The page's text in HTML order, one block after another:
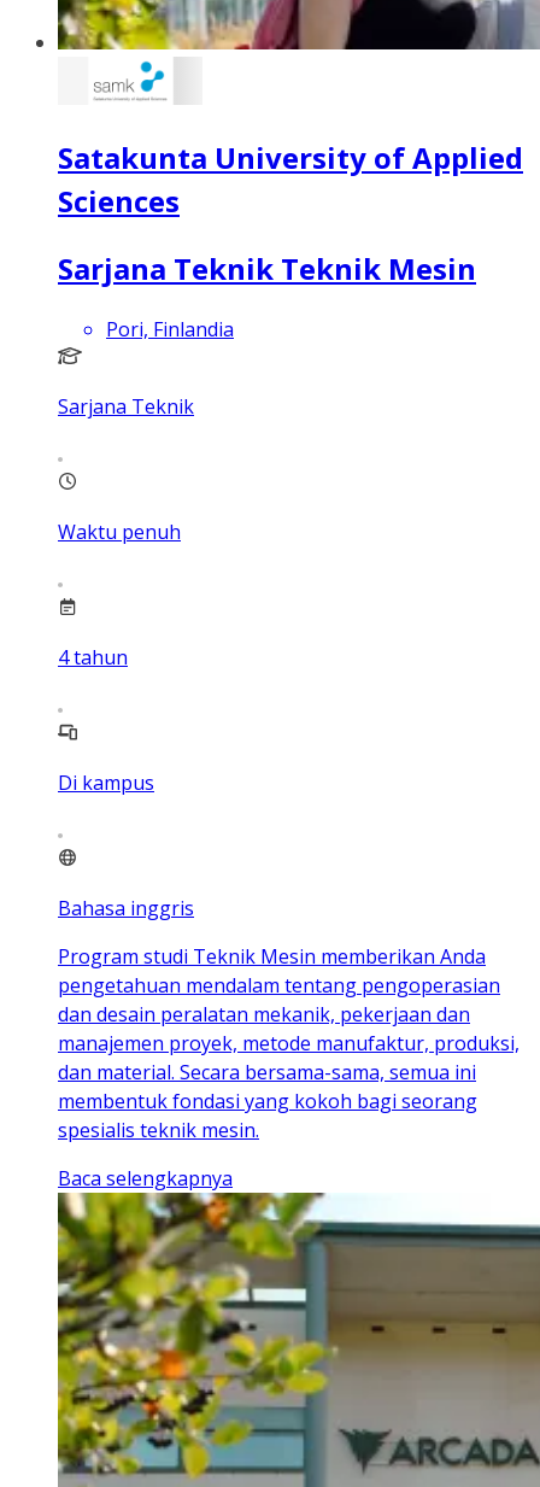
Satakunta University of Applied
Sciences
Sarjana Teknik Teknik Mesin
Pori, Finlandia
Sarjana Teknik
Waktu penuh
4tahun
Di kampus
Bahasa inggris
Program studi Teknik Mesin memberikan Anda
pengetahuan mendalam tentang pengoperasian
dan desain peralatan mekanik, pekerjaan dan
manajemen proyek, metode manufaktur, produksi,
dan material. Secara bersama-sama, semua ini
membentuk fondasi yang kokoh bagi seorang
spesialis teknik mesin.
Baca selengkapnya